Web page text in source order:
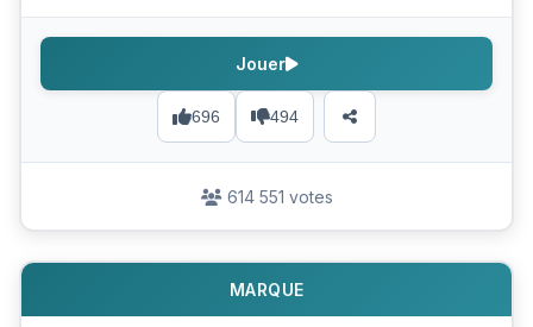
696 494
Jouer
614 551 votes
MARQUE